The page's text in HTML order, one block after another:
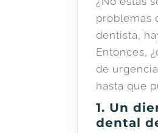
problemas
dentista,
Entonces,
de
hasta que
1. Un
dental